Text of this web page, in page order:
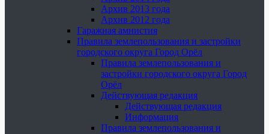
Архив 2013 года
Архив 2012 года
Гаражная амнистия
Правила землепользования и застройки
городского округа Город Орёл
Правила землепользования и
застройки городского округа Город
Орёл
Действующая редакция
Действующая редакция
Информация
Правила землепользования и